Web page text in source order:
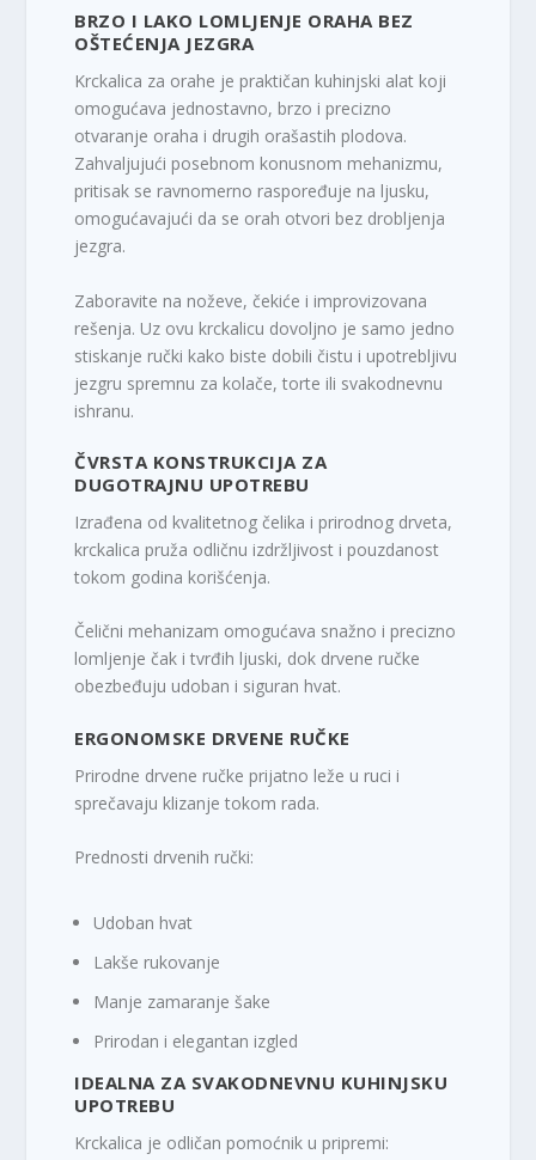
BRZO I LAKO LOMLJENJE ORAHA BEZ
OŠTEĆENJA JEZGRA
Krckalica za orahe je praktičan kuhinjski alat koji
omogućava jednostavno, brzo i precizno
otvaranje oraha i drugih orašastih plodova.
Zahvaljujući posebnom konusnom mehanizmu,
pritisak se ravnomerno raspoređuje na ljusku,
omogućavajući da se orah otvori bez drobljenja
jezgra.
Zaboravite na noževe, čekiće i improvizovana
rešenja. Uz ovu krckalicu dovoljno je samo jedno
stiskanje ručki kako biste dobili čistu i upotrebljivu
jezgru spremnu za kolače, torte ili svakodnevnu
ishranu.
ČVRSTA KONSTRUKCIJA ZA
DUGOTRAJNU UPOTREBU
Izrađena od kvalitetnog čelika i prirodnog drveta,
krckalica pruža odličnu izdržljivost i pouzdanost
tokom godina korišćenja.
Čelični mehanizam omogućava snažno i precizno
lomljenje čak i tvrđih ljuski, dok drvene ručke
obezbeđuju udoban i siguran hvat.
ERGONOMSKE DRVENE RUČKE
Prirodne drvene ručke prijatno leže u ruci i
sprečavaju klizanje tokom rada.
Prednosti drvenih ručki:
Udoban hvat
Lakše rukovanje
Manje zamaranje šake
Prirodan i elegantan izgled
IDEALNA ZA SVAKODNEVNU KUHINJSKU
UPOTREBU
Krckalica je odličan pomoćnik u pripremi: